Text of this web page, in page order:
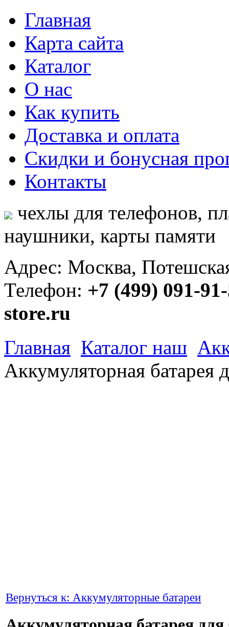
Главная
Карта сайта
Каталог
О нас
Как купить
Доставка и оплата
Скидки и бонусная
Контакты
чехлы для телефонов,
наушники, карты памяти
Адрес: Москва,
Телефон: +7 (499) 091-
store.ru
Главная Каталог наш
Аккумуляторная
Вернуться к: Аккумуляторные батареи